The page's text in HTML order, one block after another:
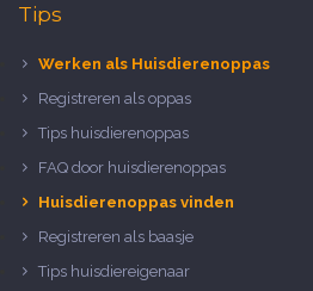
Tips
Werken als Huisdierenoppas
Registreren als oppas
Tips huisdierenoppas
FAQ door huisdierenoppas
Huisdierenoppas vinden
Registreren als baasje
Tips huisdiereigenaar